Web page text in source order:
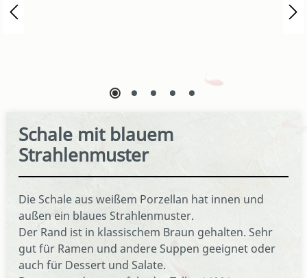
Schale mit blauem
Strahlenmuster
Die Schale aus weißem Porzellan hat innen und
außen ein blaues Strahlenmuster.
Der Rand ist in klassischem Braun gehalten. Sehr
gut für Ramen und andere Suppen geeignet oder
auch für Dessert und Salate.